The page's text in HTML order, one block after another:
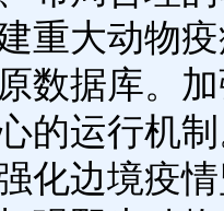
重大动物
数据库。
的运行机
化边境疫